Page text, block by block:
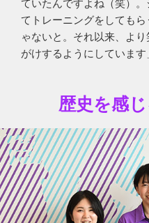
てトレーニングをしても
ゃないと。それ以来、よ
がけするようにしています
歴史を感